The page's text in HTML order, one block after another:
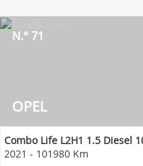
OPEL
N.° 71
Combo Life L2H1 1.5 Diesel
2021 - 101980 Km